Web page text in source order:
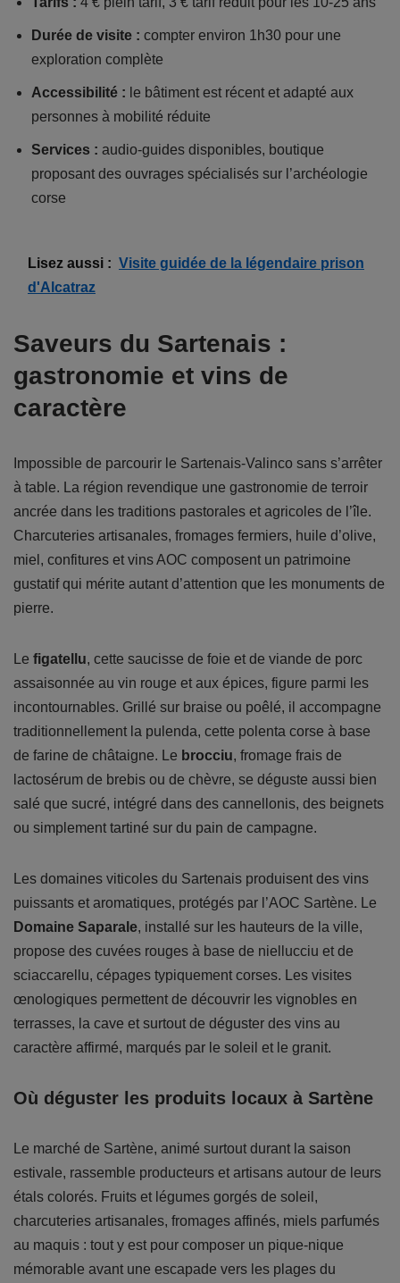
Durée de visite : compter environ 1h30 pour une
exploration complète
Accessibilité : le bâtiment est récent et adapté aux
personnes à mobilité réduite
Services : audio-guides disponibles, boutique
proposant des ouvrages spécialisés sur l’archéologie
corse
Lisez aussi : Visite guidée de la légendaire prison
d'Alcatraz
Saveurs du Sartenais :
gastronomie et vins de
caractère
Impossible de parcourir le Sartenais-Valinco sans s’arrêter
à table. La région revendique une gastronomie de terroir
ancrée dans les traditions pastorales et agricoles de l’île.
Charcuteries artisanales, fromages fermiers, huile d’olive,
miel, confitures et vins AOC composent un patrimoine
gustatif qui mérite autant d’attention que les monuments de
pierre.
Le figatellu, cette saucisse de foie et de viande de porc
assaisonnée au vin rouge et aux épices, figure parmi les
incontournables. Grillé sur braise ou poêlé, il accompagne
traditionnellement la pulenda, cette polenta corse à base
de farine de châtaigne. Le brocciu, fromage frais de
lactosérum de brebis ou de chèvre, se déguste aussi bien
salé que sucré, intégré dans des cannellonis, des beignets
ou simplement tartiné sur du pain de campagne.
Les domaines viticoles du Sartenais produisent des vins
puissants et aromatiques, protégés par l’AOC Sartène. Le
Domaine Saparale, installé sur les hauteurs de la ville,
propose des cuvées rouges à base de niellucciu et de
sciaccarellu, cépages typiquement corses. Les visites
œnologiques permettent de découvrir les vignobles en
terrasses, la cave et surtout de déguster des vins au
caractère affirmé, marqués par le soleil et le granit.
Où déguster les produits locaux à Sartène
Le marché de Sartène, animé surtout durant la saison
estivale, rassemble producteurs et artisans autour de leurs
étals colorés. Fruits et légumes gorgés de soleil,
charcuteries artisanales, fromages affinés, miels parfumés
au maquis : tout y est pour composer un pique-nique
mémorable avant une escapade vers les plages du